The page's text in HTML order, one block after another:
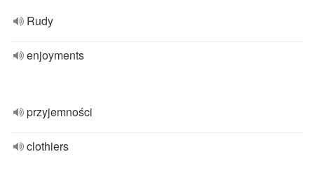
Rudy
enjoyments
przyjemności
clothiers